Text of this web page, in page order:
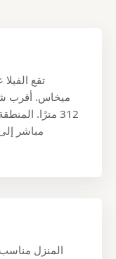
تقع
ميخاس. أقرب
312 مترًا.
مباشر
المنزل مناسب